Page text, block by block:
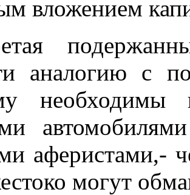
вложением
аналогию с
аферистами,-
могут